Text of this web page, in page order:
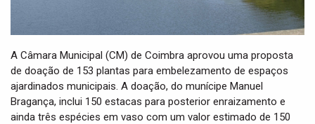
A Câmara Municipal (CM) de Coimbra aprovou uma proposta
de doação de 153 plantas para embelezamento de espaços
ajardinados municipais. A doação, do munícipe Manuel
Bragança, inclui 150 estacas para posterior enraizamento e
ainda três espécies em vaso com um valor estimado de 150